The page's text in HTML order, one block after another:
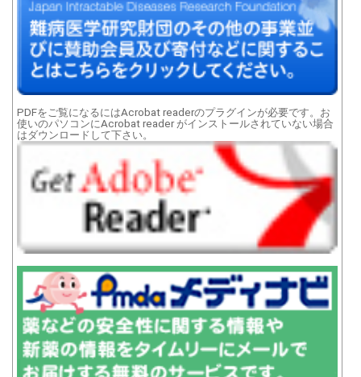
PDFをご覧になるにはAcrobat readerのプラグインが必要です。お
使いのパソコンにAcrobat reader がインストールされていない場合
はダウンロードして下さい。